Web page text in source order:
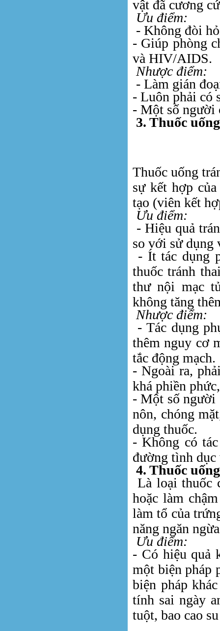
vật đã cương
Ưu điểm:
- Không đòi
- Giúp phòng
và HIV/AIDS.
Nhược điểm:
- Làm gián
- Luôn phải có
- Một số người
3. Thuốc
Thuốc uống
sự kết hợp
tạo (viên kết
Ưu điểm:
- Hiệu quả
so với sử dụng
- Ít tác dụng
thuốc tránh
thư nội mạc
không tăng
Nhược điểm:
- Tác dụng
thêm nguy cơ
tắc động mạch.
- Ngoài ra,
khá phiền
- Một số người
nôn, chóng
dụng thuốc.
- Không có
đường tình
4. Thuốc
Là loại thuốc
hoặc làm
làm tổ của
năng ngăn
Ưu điểm:
- Có hiệu quả
một biện pháp
biện pháp
tính sai ngày
tuột, bao cao